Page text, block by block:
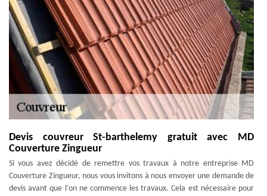
Devis couvreur St-barthelemy gratuit avec MD
Couverture Zingueur
Si vous avez décidé de remettre vos travaux à notre entreprise MD
Couverture Zingueur, nous vous invitons à nous envoyer une demande de
devis avant que l’on ne commence les travaux. Cela est nécessaire pour